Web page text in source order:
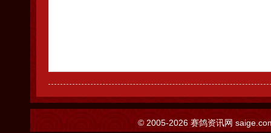
© 2005-2026 赛鸽资讯网